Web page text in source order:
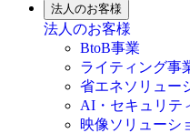
法人のお客様
法人のお客様
BtoB事業
ライティング事
省エネソリュー
AI・セキュリテ
映像ソリューシ